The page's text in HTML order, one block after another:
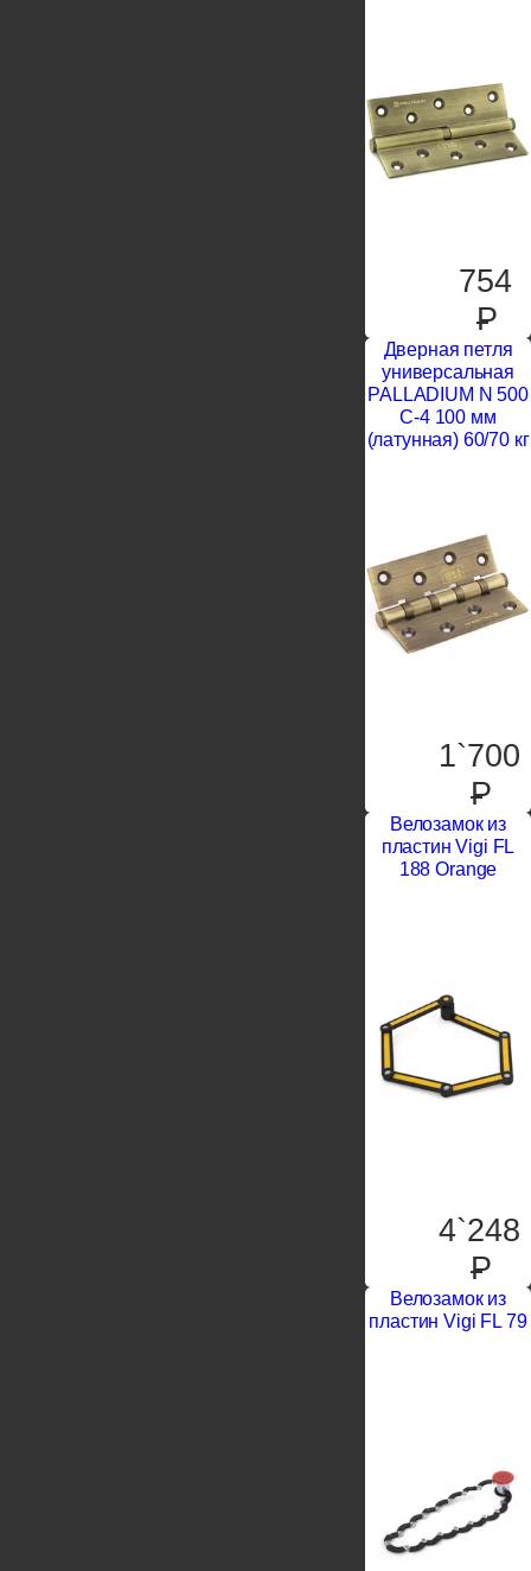
754
P
Дверная петля
универсальная
PALLADIUM N 500
C-4 100 мм
(латунная) 60/70 кг
1`700
P
Велозамок из
пластин Vigi FL
188 Orange
4`248
P
Велозамок из
пластин Vigi FL 79